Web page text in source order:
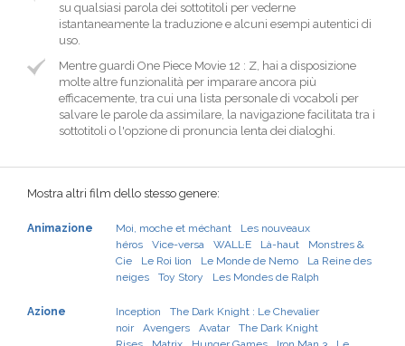
su qualsiasi parola dei sottotitoli per vederne
istantaneamente la traduzione e alcuni esempi autentici di
uso.
Mentre guardi One Piece Movie 12 : Z, hai a disposizione
molte altre funzionalità per imparare ancora più
efficacemente, tra cui una lista personale di vocaboli per
salvare le parole da assimilare, la navigazione facilitata tra i
sottotitoli o l'opzione di pronuncia lenta dei dialoghi.
Mostra altri film dello stesso genere:
Animazione Moi, moche et méchant
Les nouveaux
héros
Vice-versa WALL·E Là-haut
Monstres &
Cie
Le Roi lion Le Monde de Nemo
La Reine des
neiges
Toy Story Les Mondes de Ralph
Azione Inception
The Dark Knight : Le Chevalier
noir
Avengers Avatar
The Dark Knight